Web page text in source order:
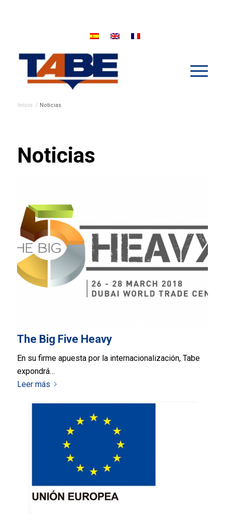
Inicio / Noticias
Noticias
The Big Five Heavy
En su firme apuesta por la internacionalización, Tabe
expondrá…
Leer más